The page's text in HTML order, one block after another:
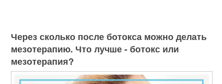
Через сколько после ботокса можно делать
мезотерапию. Что лучше - ботокс или
мезотерапия?